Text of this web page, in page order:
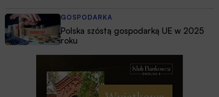
GOSPODARKA
Polska szóstą gospodarką UE w 2025
roku